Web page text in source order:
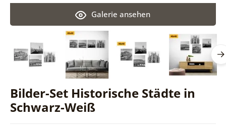
Bilder-Set Historische Städte in
Schwarz-Weiß
Galerie ansehen